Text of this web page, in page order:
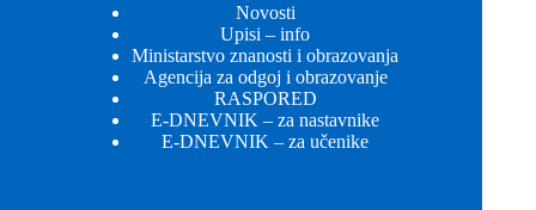
Novosti
Upisi – info
Ministarstvo znanosti i obrazovanja
Agencija za odgoj i obrazovanje
RASPORED
E-DNEVNIK – za nastavnike
E-DNEVNIK – za učenike